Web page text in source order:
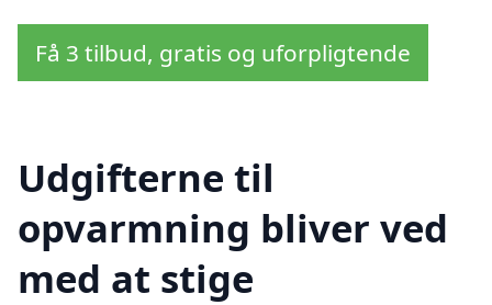
Få 3 tilbud, gratis og uforpligtende
Udgifterne til
opvarmning bliver ved
med at stige